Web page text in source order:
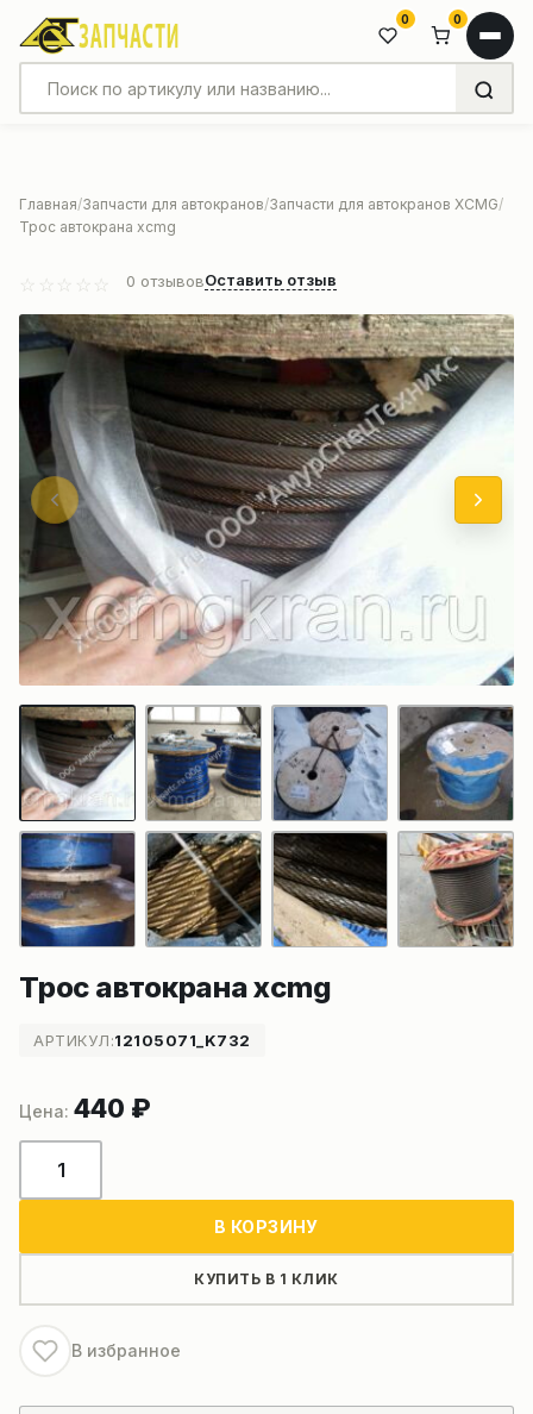
0 0
Главная Запчасти для автокранов Запчасти для автокранов XCMG
Трос автокрана xcmg
0 отзывовОставить отзыв
Трос автокрана xcmg
АРТИКУЛ:12105071_K732
440 ₽
товара
В КОРЗИНУ
КУПИТЬ В 1 КЛИК
В избранное